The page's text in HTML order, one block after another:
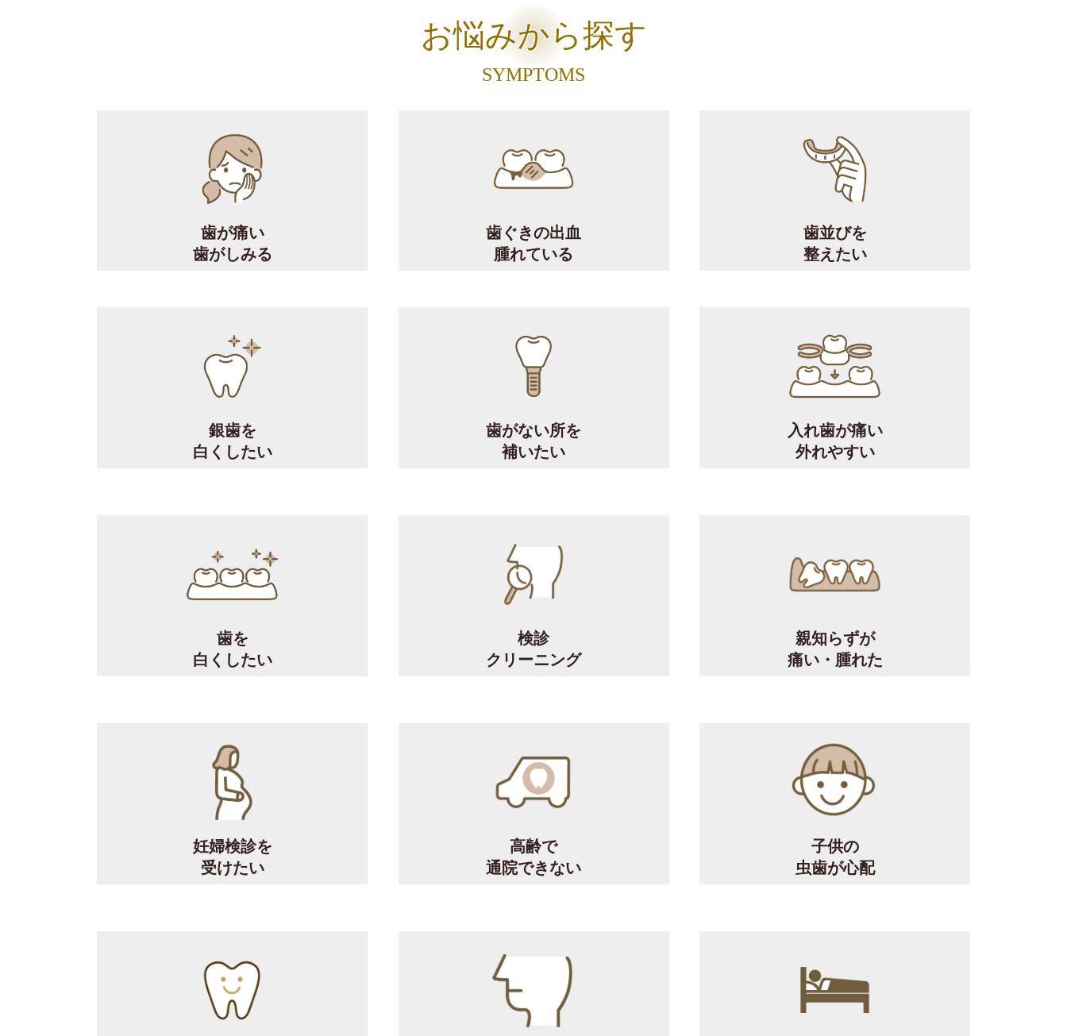
お悩みから探す
SYMPTOMS
歯が痛い
歯がしみる
歯ぐきの出血
腫れている
歯並びを
整えたい
銀歯を
白くしたい
歯がない所を
補いたい
入れ歯が痛い
外れやすい
歯を
白くしたい
検診
クリーニング
親知らずが
痛い・腫れた
妊婦検診を
受けたい
高齢で
通院できない
子供の
虫歯が心配